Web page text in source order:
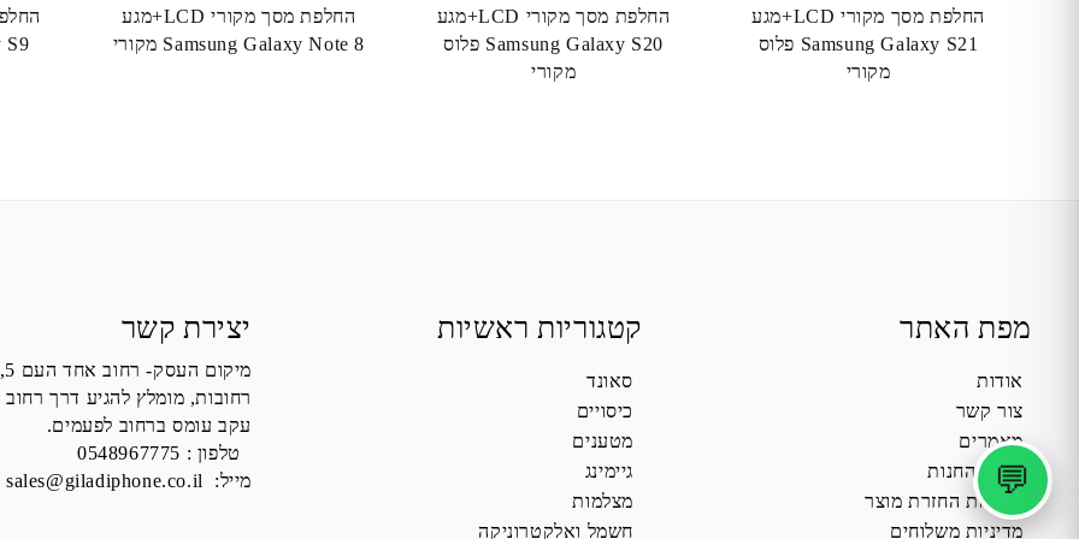
💬
החלפת מסך מקורי LCD+מגע
Samsung Galaxy S21 פלוס
מקורי
החלפת מסך מקורי LCD+מגע
Samsung Galaxy S20 פלוס
מקורי
החלפת מסך מקורי LCD+מגע
Samsung Galaxy Note 8 מקורי
מפת האתר
אודות
צור קשר
מאמרים
תקנון החנות
מדיניות החזרת מוצר
מדיניות משלוחים
קטגוריות ראשיות
סאונד
כיסויים
מטענים
גיימינג
מצלמות
חשמל ואלקטרוניקה
יצירת קשר
מיקום העסק- רחוב אחד העם 5,
רחובות, מומלץ להגיע דרך רחוב
עקב עומס ברחוב לפעמים.
טלפון : 0548967775
מייל:
sales@giladiphone.co.il